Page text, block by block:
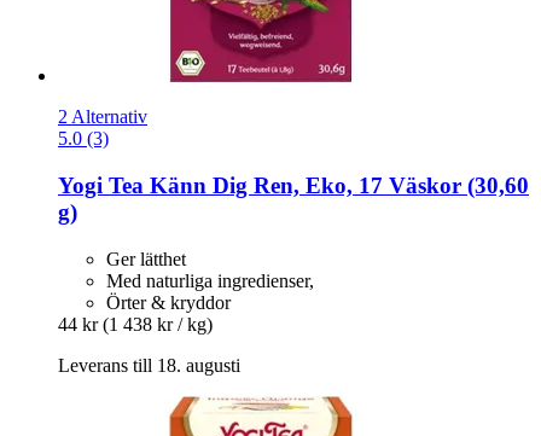
2 Alternativ
5.0 (3)
Yogi Tea Känn Dig Ren, Eko, 17 Väskor (30,60
g)
Ger lätthet
Med naturliga ingredienser,
Örter & kryddor
44 kr (1 438 kr / kg)
Leverans till 18. augusti